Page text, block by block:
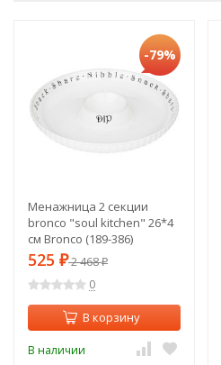
-79%
Менажница 2 секции
bronco "soul kitchen" 26*4
см Bronco (189-386)
525 ₽2 468₽
0
В корзину
В наличии